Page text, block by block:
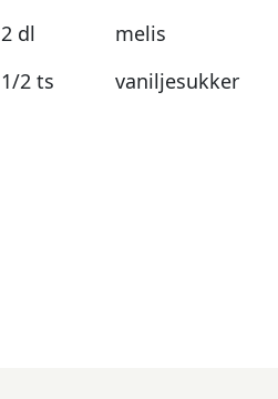
2 dl
melis
1/2 ts
vaniljesukker